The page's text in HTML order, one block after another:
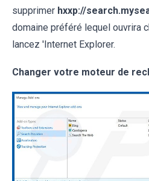
supprimer hxxp://
domaine préféré lequel ouvrira
lancez 'Internet Explorer.
Changer votre moteur de